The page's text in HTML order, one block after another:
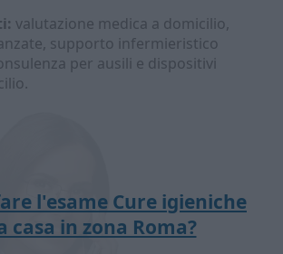
valutazione medica a domicilio,
supporto infermieristico
per ausili e dispositivi
l'esame Cure igieniche
casa in zona Roma?